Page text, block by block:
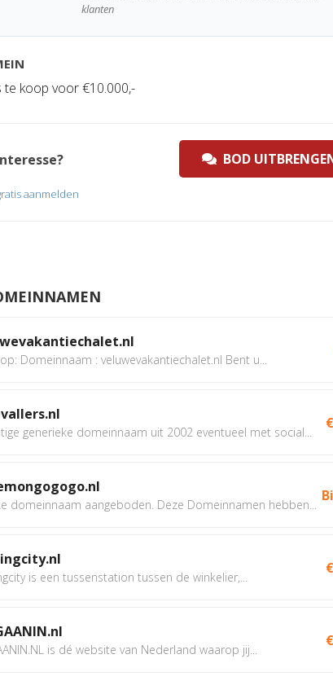
klanten
te koop voor €10.000,-
BOD
aanmelden
Domeinnaam : veluwevakantiechalet.nl Bent u...
generieke domeinnaam uit 2002 eventueel met social...
domeinnaam aangeboden. Deze Domeinnamen hebben...
is een tussenstation tussen de winkelier,...
is dé website van Nederland waarop jij...